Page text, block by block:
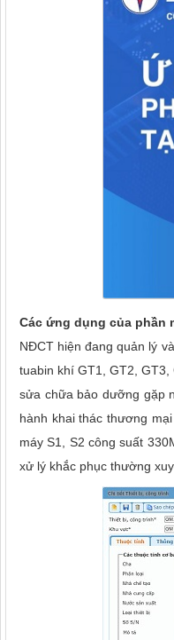
Các ứng dụng của phần
NĐCT hiện đang quản lý
tuabin khí GT1, GT2,
sửa chữa bảo dưỡng gặp
hành khai thác thương
máy S1, S2 công suất
xử lý khắc phục thường